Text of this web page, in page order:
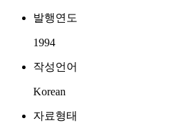
발행연도
1994
작성언어
Korean
자료형태